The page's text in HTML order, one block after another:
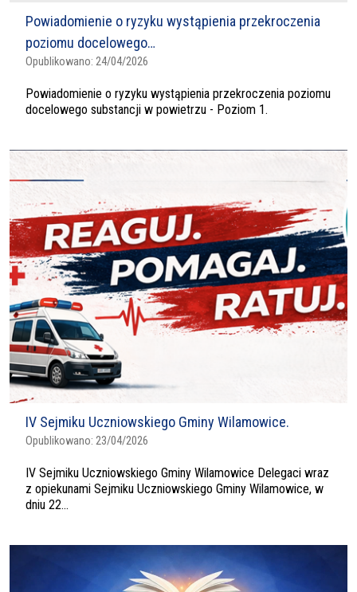
Powiadomienie o ryzyku wystąpienia przekroczenia
poziomu docelowego…
Opublikowano: 24/04/2026
Powiadomienie o ryzyku wystąpienia przekroczenia poziomu
docelowego substancji w powietrzu - Poziom 1.
IV Sejmiku Uczniowskiego Gminy Wilamowice.
Opublikowano: 23/04/2026
IV Sejmiku Uczniowskiego Gminy Wilamowice Delegaci wraz
z opiekunami Sejmiku Uczniowskiego Gminy Wilamowice, w
dniu 22...